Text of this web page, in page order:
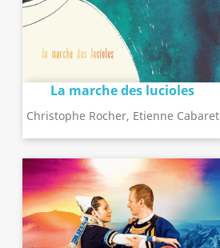
La marche des lucioles
Christophe Rocher, Etienne Cabaret